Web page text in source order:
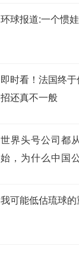
环球报道:一个惯
即时看！法国终
招还真不一般
世界头号公司都
始，为什么中国
我可能低估琉球